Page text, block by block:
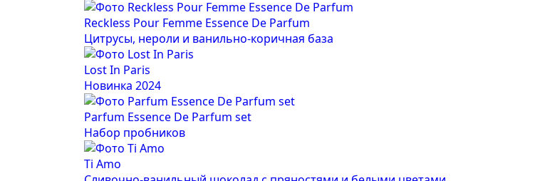
Reckless Pour Femme Essence De Parfum
Цитрусы, нероли и ванильно-коричная база
Lost In Paris
Новинка 2024
Parfum Essence De Parfum set
Набор пробников
Ti Amo